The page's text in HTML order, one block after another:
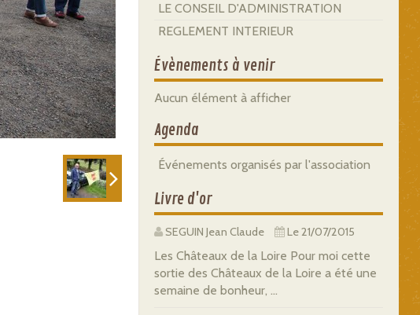
LE CONSEIL D'ADMINISTRATION
REGLEMENT INTERIEUR
Évènements à venir
Aucun élément à afficher
Agenda
Événements organisés par l'association
Livre d'or
SEGUIN Jean Claude Le 21/07/2015
Les Châteaux de la Loire Pour moi cette
sortie des Châteaux de la Loire a été une
semaine de bonheur, ...